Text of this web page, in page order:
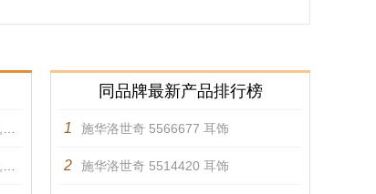
同品牌最新产品排行榜
1 施华洛世奇 5566677 耳饰
2 施华洛世奇 5514420 耳饰